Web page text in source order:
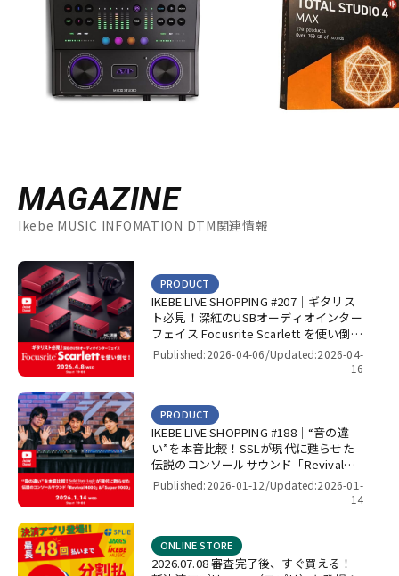
MAGAZINE
Ikebe MUSIC INFOMATION DTM関連情報
IKEBE LIVE SHOPPING #207｜ギタリス
ト必見！深紅のUSBオーディオインター
フェイス Focusrite Scarlett を使い倒
せ！【presented by パワーレック】
PRODUCT
Published:2026-04-06/Updated:2026-04-
16
IKEBE LIVE SHOPPING #188｜“音の違
い”を本音比較！SSLが現代に甦らせた
伝説のコンソールサウンド「Revival
4000」＆「Super 9000」【presented
PRODUCT
Published:2026-01-12/Updated:2026-01-
14
2026.07.08 審査完了後、すぐ買える！
ONLINE STORE